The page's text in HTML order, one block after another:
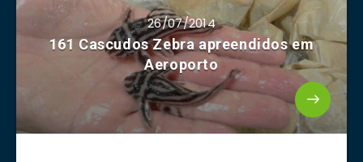
26/07/2014
161 Cascudos Zebra apreendidos em
Aeroporto